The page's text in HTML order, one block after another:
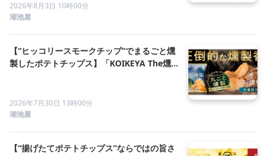
2026年8月3日 10時00分
湖池屋
【“ヒッコリースモークチップ”でまるごと燻
製したポテトチップス】「KOIKEYA The燻
2026年7月30日 13時00分
湖池屋
【“揚げたてポテトチップス”ならではの旨さ